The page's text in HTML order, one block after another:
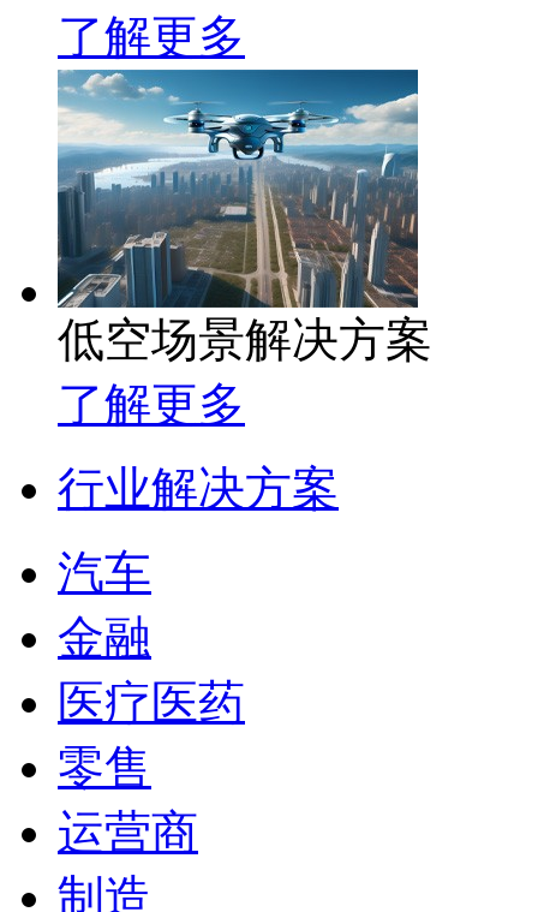
了解更多
低空场景解决方案
了解更多
行业解决方案
汽车
金融
医疗医药
零售
运营商
制造